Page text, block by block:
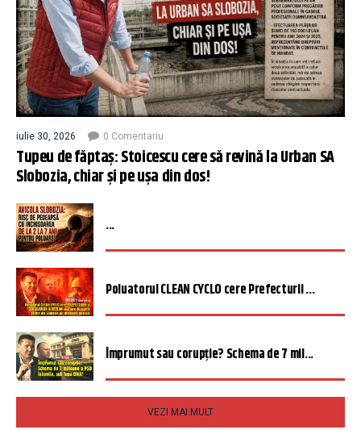
iulie 30, 2026 0 Comentariu
Tupeu de făptaș: Stoicescu cere să revină la Urban SA
Slobozia, chiar și pe ușa din dos!
...
Poluatorul CLEAN CYCLO cere Prefecturii ...
Împrumut sau corupție? Schema de 7 mil...
VEZI MAI MULT